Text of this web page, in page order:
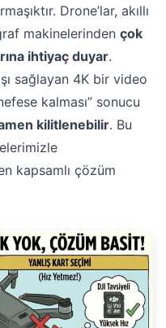
Drone’lar, akıllı
makinelerinden çok
ihtiyaç duyar.
sağlayan 4K bir video
kalması” sonucu
kilitlenebilir. Bu
kapsamlı çözüm